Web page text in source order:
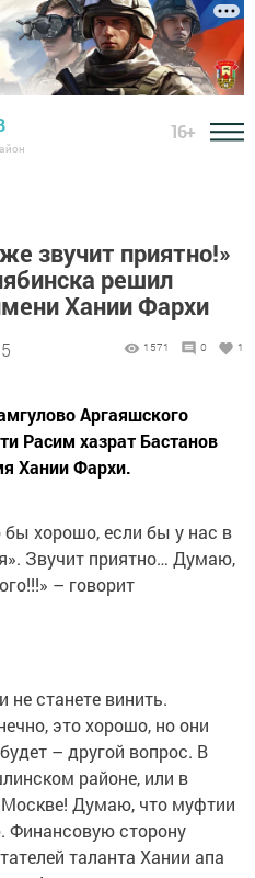
16+
звучит приятно!»
решил
Хании Фархи
1571 0 1
Аргаяшского
Расим хазрат Бастанов
Хании Фархи.
бы хорошо, если бы у нас в
Звучит приятно… Думаю,
– говорит
станете винить.
это хорошо, но они
– другой вопрос. В
районе, или в
Москве! Думаю, что муфтии
сторону
таланта Хании апа